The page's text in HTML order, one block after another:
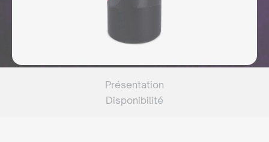
Présentation
Disponibilité